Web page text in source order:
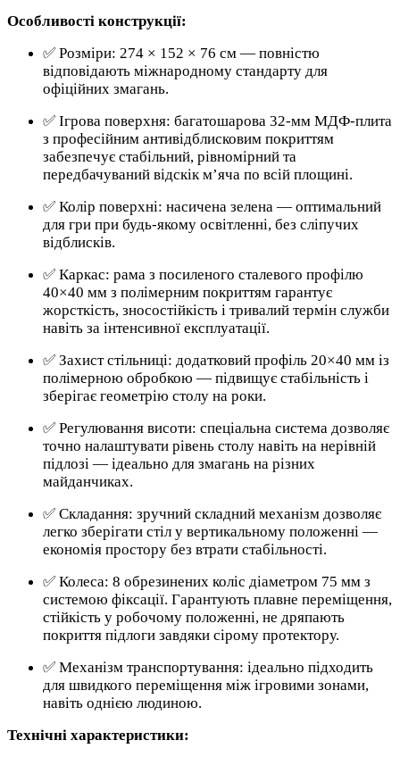
Особливості конструкції:
✅ Розміри: 274 × 152 × 76 cм — повністю
відповідають міжнародному стандарту для
офіційних змагань.
✅ Ігрова поверхня: багатошарова 32-мм МДФ-плита
з професійним антивідблисковим покриттям
забезпечує стабільний, рівномірний та
передбачуваний відскік м’яча по всій площині.
✅ Колір поверхні: насичена зелена — оптимальний
для гри при будь-якому освітленні, без сліпучих
відблисків.
✅ Каркас: рама з посиленого сталевого профілю
40×40 мм з полімерним покриттям гарантує
жорсткість, зносостійкість і тривалий термін служби
навіть за інтенсивної експлуатації.
✅ Захист стільниці: додатковий профіль 20×40 мм із
полімерною обробкою — підвищує стабільність і
зберігає геометрію столу на роки.
✅ Регулювання висоти: спеціальна система дозволяє
точно налаштувати рівень столу навіть на нерівній
підлозі — ідеально для змагань на різних
майданчиках.
✅ Складання: зручний складний механізм дозволяє
легко зберігати стіл у вертикальному положенні —
економія простору без втрати стабільності.
✅ Колеса: 8 обрезинених коліс діаметром 75 мм з
системою фіксації. Гарантують плавне переміщення,
стійкість у робочому положенні, не дряпають
покриття підлоги завдяки сірому протектору.
✅ Механізм транспортування: ідеально підходить
для швидкого переміщення між ігровими зонами,
навіть однією людиною.
Технічні характеристики: